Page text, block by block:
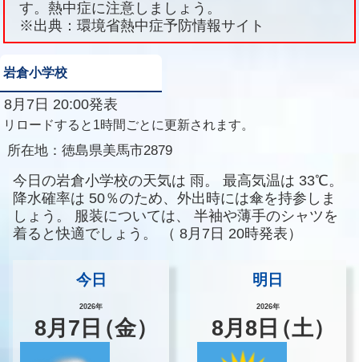
す。熱中症に注意しましょう。
※出典：環境省熱中症予防情報サイト
岩倉小学校
8月7日 20:00発表
リロードすると1時間ごとに更新されます。
所在地： 徳島県美馬市2879
今日の岩倉小学校の天気は 雨。 最高気温は 33℃。
降水確率は 50％のため、外出時には傘を持参しま
しょう。
服装については、
半袖や薄手のシャツを
着ると快適でしょう。
（ 8月7日 20時発表）
今日
2026年
8月 7 日（金）
明日
2026年
8月8 日（土）